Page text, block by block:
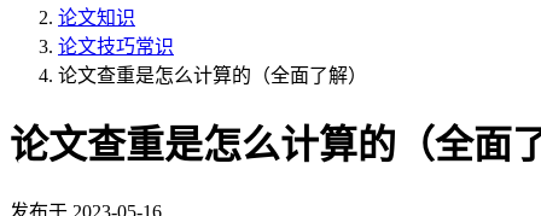
论文知识
论文技巧常识
论文查重是怎么计算的（全面了解）
论文查重是怎么计算的（全面
发布于 2023-05-16